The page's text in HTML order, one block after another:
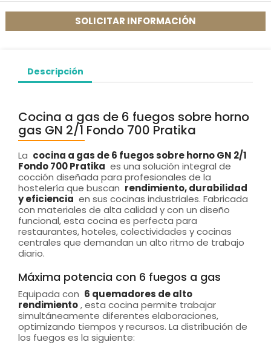
SOLICITAR INFORMACIÓN
Descripción
Cocina a gas de 6 fuegos sobre horno
gas GN 2/1 Fondo 700 Pratika
La cocina a gas de 6 fuegos sobre horno GN 2/1
Fondo 700 Pratika es una solución integral de
cocción diseñada para profesionales de la
hostelería que buscan rendimiento, durabilidad
y eficiencia en sus cocinas industriales. Fabricada
con materiales de alta calidad y con un diseño
funcional, esta cocina es perfecta para
restaurantes, hoteles, colectividades y cocinas
centrales que demandan un alto ritmo de trabajo
diario.
Máxima potencia con 6 fuegos a gas
Equipada con 6 quemadores de alto
rendimiento, esta cocina permite trabajar
simultáneamente diferentes elaboraciones,
optimizando tiempos y recursos. La distribución de
los fuegos es la siguiente: